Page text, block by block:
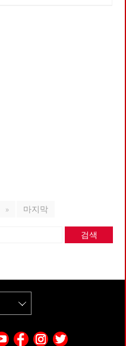
합물 역시 지층에 새겨져 있다.
뼈'가 엄청나게 발견된다. 닭을
엄청나게 소비하기 때문이다. 인
60%는 인간이 기르는 가축이
다. 나머지 4%만이 야생 포유류
의 총 무게다. 60%의 가축 중에
이 생물종을 그만큼 크게 바꿔
놓았고 그 과정에서 나오는 메탄
피 지난 몇 십 년 간 주된 추세는
국가를 소거하는 것이었다. 주요
간’에 그 권리와 의무를 하나 씩
넘기며, 권력은 국제적인 자본들
으로 상품과 자본이 움직일 수
있도록 세계를 연결하였고, 그렇
은 더 이상 주요한 행위의 주체
의 대확산이라는 사건이 일어나
» 마지막
검색